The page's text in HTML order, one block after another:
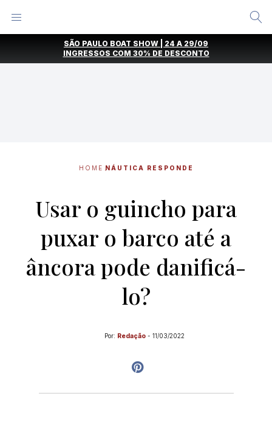
SÃO PAULO BOAT SHOW | 24 A 29/09
INGRESSOS COM 30% DE DESCONTO
HOME NÁUTICA RESPONDE
Usar o guincho para
puxar o barco até a
âncora pode danificá-
lo?
Por: Redação - 11/03/2022